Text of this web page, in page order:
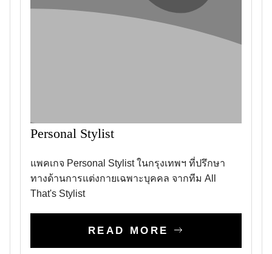
Personal Stylist
แพคเกจ Personal Stylist ในกรุงเทพฯ ที่ปรึกษา
ทางด้านการแต่งกายเฉพาะบุคคล จากทีม All
That's Stylist
READ MORE